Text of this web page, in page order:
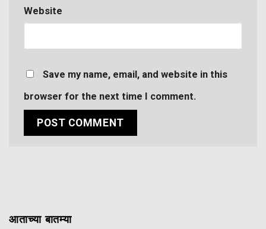
Website
Save my name, email, and website in this
browser for the next time I comment.
आताच्या बातम्या